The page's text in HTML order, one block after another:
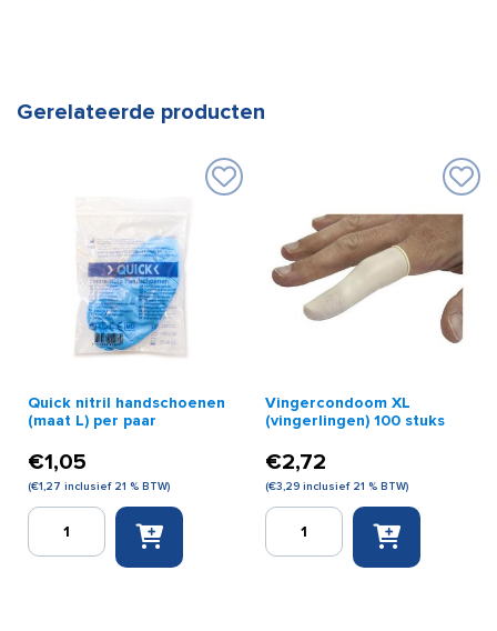
Gerelateerde producten
Quick nitril handschoenen
(maat L) per paar
€1,05
(€1,27 inclusief 21 % BTW)
Quick
handschoenen
Vingercondoom XL
(vingerlingen) 100 stuks
€2,72
(€3,29 inclusief 21 % BTW)
Vingercondoom
(vingerlingen)